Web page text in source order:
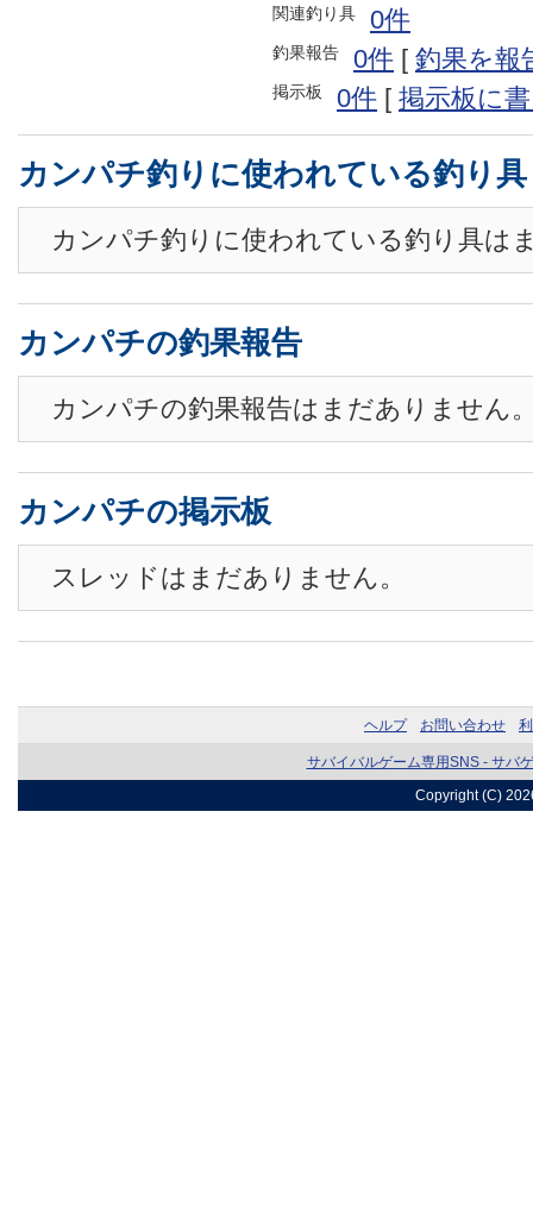
関連釣り具 0件
釣果報告 0件 [ 釣果を報
掲示板 0件 [ 掲示板に
カンパチ釣りに使われている釣り具
カンパチ釣りに使われている釣り具は
カンパチの釣果報告
カンパチの釣果報告はまだありません
カンパチの掲示板
スレッドはまだありません。
ヘルプ お問い合わせ
サバイバルゲーム専用SNS - サバ
Copyright (C)